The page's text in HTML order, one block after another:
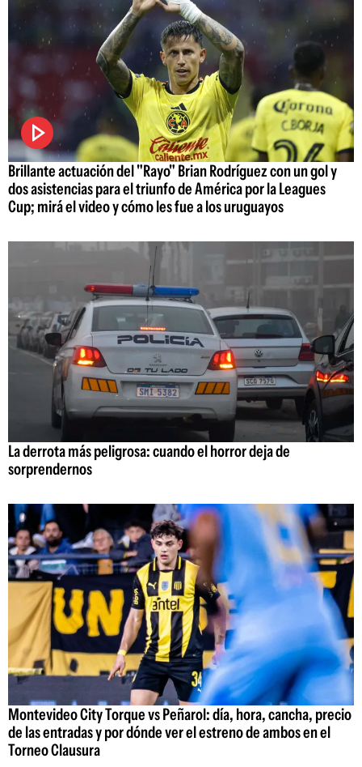
Brillante actuación del "Rayo" Brian Rodríguez con un gol y
dos asistencias para el triunfo de América por la Leagues
Cup; mirá el video y cómo les fue a los uruguayos
La derrota más peligrosa: cuando el horror deja de
sorprendernos
Montevideo City Torque vs Peñarol: día, hora, cancha, precio
de las entradas y por dónde ver el estreno de ambos en el
Torneo Clausura